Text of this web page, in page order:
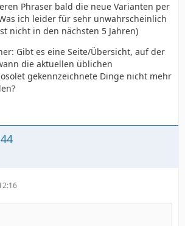
Phraser bald die neue Varianten per
ich leider für sehr unwahrscheinlich
nicht in den nächsten 5 Jahren)
Gibt es eine Seite/Übersicht, auf der
die aktuellen üblichen
gekennzeichnete Dinge nicht mehr